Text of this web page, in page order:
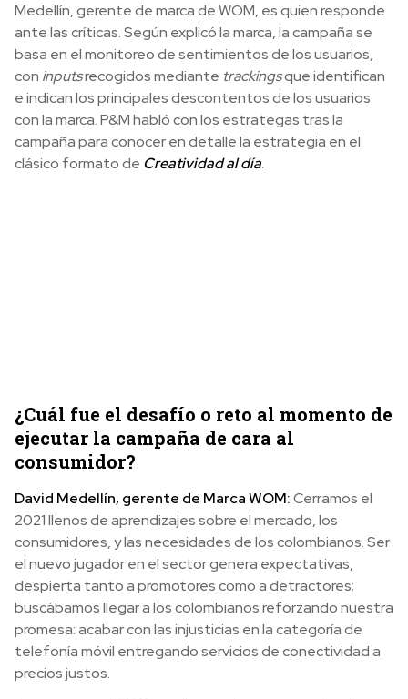
Medellín, gerente de marca de WOM, es quien responde
ante las críticas. Según explicó la marca, la campaña se
basa en el monitoreo de sentimientos de los usuarios,
con inputsrecogidos mediante trackingsque identifican
e indican los principales descontentos de los usuarios
con la marca. P&M habló con los estrategas tras la
campaña para conocer en detalle la estrategia en el
clásico formato de Creatividad al día.
¿Cuál fue el desafío o reto al momento de
ejecutar la campaña de cara al
consumidor?
David Medellín, gerente de Marca WOM:Cerramos el
2021 llenos de aprendizajes sobre el mercado, los
consumidores, y las necesidades de los colombianos. Ser
el nuevo jugador en el sector genera expectativas,
despierta tanto a promotores como a detractores;
buscábamos llegar a los colombianos reforzando nuestra
promesa: acabar con las injusticias en la categoría de
telefonía móvil entregando servicios de conectividad a
precios justos.